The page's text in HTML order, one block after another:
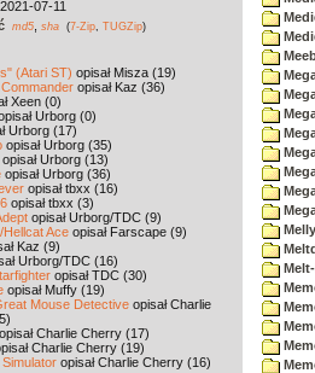
07-11
md5 sha (7-Zip TUGZip)
(Atari ST) opisał Misza (19)
opisał Kaz (36)
Xeen (0)
Urborg (0)
Urborg (17)
opisał Urborg (35)
opisał Urborg (13)
opisał Urborg (36)
opisał tbxx (16)
opisał tbxx (3)
opisał Urborg/TDC (9)
Hellcat Ace opisał Farscape (9)
Kaz (9)
Urborg/TDC (16)
opisał TDC (30)
opisał Muffy (19)
Mouse Detective opisał Charlie
opisał Charlie Cherry (17)
Charlie Cherry (19)
opisał Charlie Cherry (16)